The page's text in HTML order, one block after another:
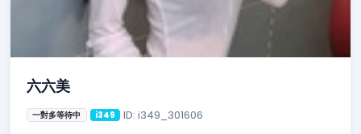
六六美
一對多等待中 i349 ID: i349_301606